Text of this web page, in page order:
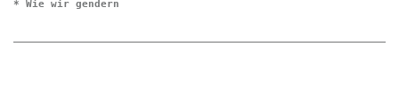
* Wie wir gendern